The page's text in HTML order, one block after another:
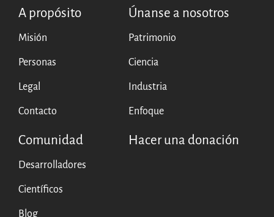
A propósito
Misión
Personas
Legal
Contacto
Únanse a nosotros
Patrimonio
Ciencia
Industria
Enfoque
Comunidad
Desarrolladores
Científicos
Blog
Hacer una donación